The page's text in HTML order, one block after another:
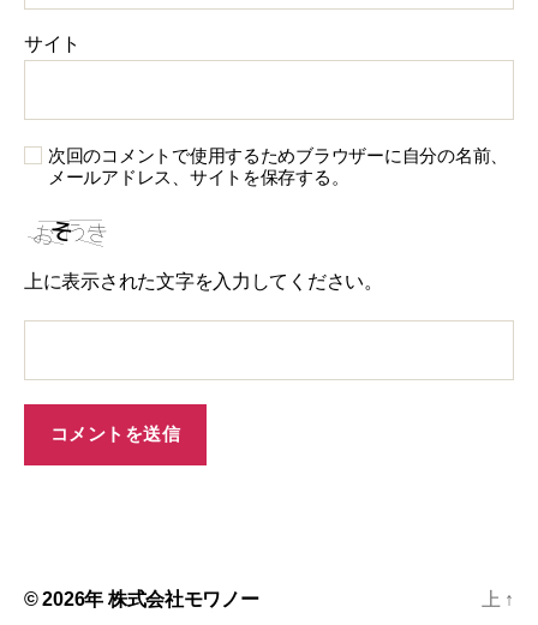
サイト
次回のコメントで使用するためブラウザーに自分の名前、
メールアドレス、サイトを保存する。
上に表示された文字を入力してください。
© 2026年 株式会社モワノー 上 ↑